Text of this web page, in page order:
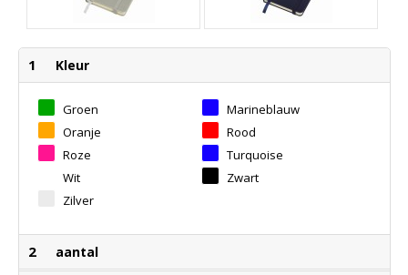
1 Kleur
Groen
Marineblauw
Oranje
Rood
Roze
Turquoise
Wit
Zwart
Zilver
2 aantal